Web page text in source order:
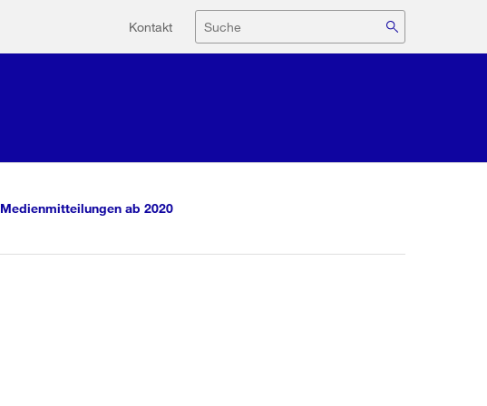
Hilfsnavigation
Kontakt Suche
Medienmitteilungen ab 2020